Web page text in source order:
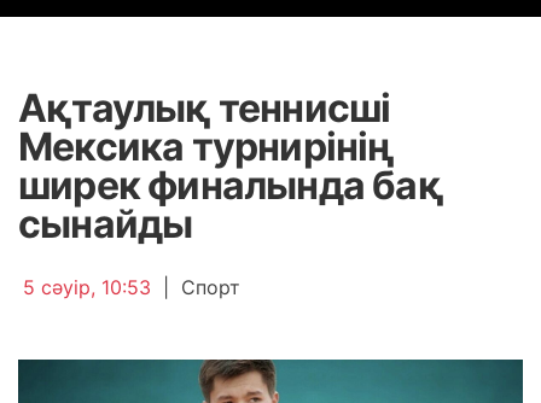
Ақтаулық теннисші
Мексика турнирінің
ширек финалында бақ
сынайды
5 сәуір, 10:53 Спорт